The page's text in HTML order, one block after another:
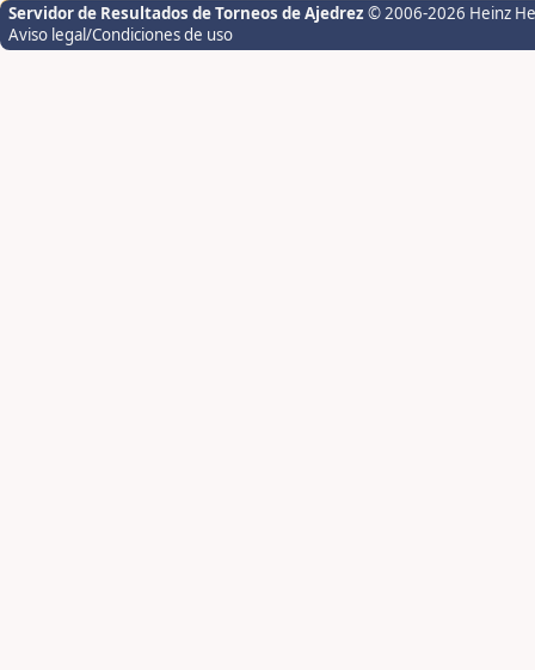
Servidor de Resultados de Torneos de Ajedrez © 2006-2026 Heinz
Aviso legal/Condiciones de uso